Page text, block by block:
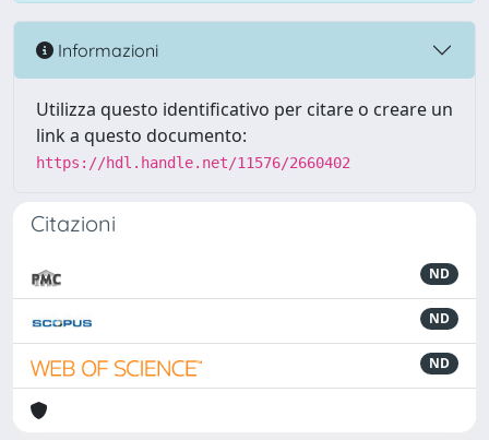
Informazioni
Utilizza questo identificativo per citare o creare un
link a questo documento:
https://hdl.handle.net/11576/2660402
Citazioni
ND
ND
ND